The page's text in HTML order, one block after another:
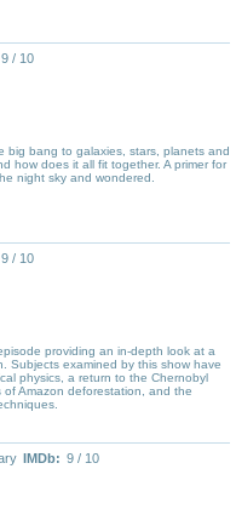
9 / 10
big bang to galaxies, stars, planets and
how does it all fit together. A primer for
night sky and wondered.
9 / 10
providing an in-depth look at a
Subjects examined by this show have
physics, a return to the Chernobyl
Amazon deforestation, and the
IMDb: 9 / 10